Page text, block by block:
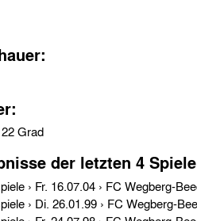
Grad
der letzten 4 Spiele